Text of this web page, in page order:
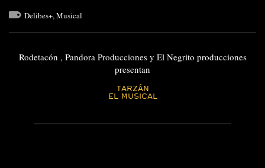
Delibes+,Musical
Rodetacón , Pandora Producciones y El Negrito producciones
presentan
TARZÁN
EL MUSICAL